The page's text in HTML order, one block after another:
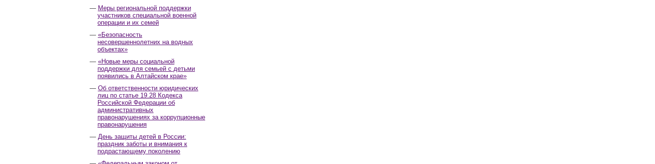
Меры региональной поддержки
участников специальной военной
операции и их семей
«Безопасность
несовершеннолетних на водных
объектах»
«Новые меры социальной
поддержки для семьей с детьми
появились в Алтайском крае»
Об ответственности юридических
лиц по статье 19.28 Кодекса
Российской Федерации об
административных
правонарушениях за коррупционные
правонарушения
День защиты детей в России:
праздник заботы и внимания к
подрастающему поколению